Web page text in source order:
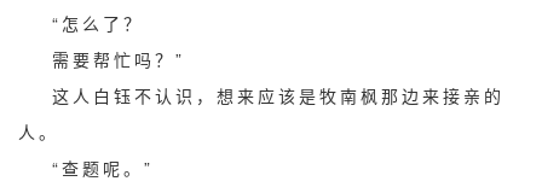
“怎么了？
需要帮忙吗？”
这人白钰不认识，想来应该是牧南枫那边来接亲的
人。
“查题呢。”